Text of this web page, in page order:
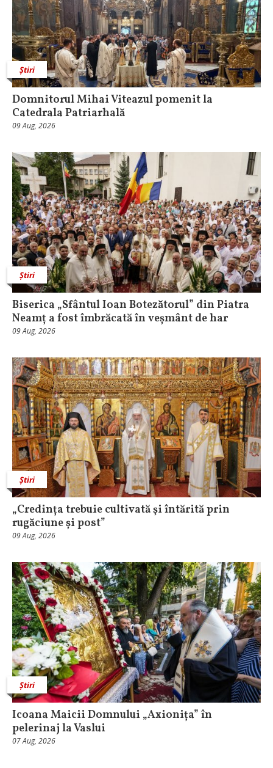
Știri
Domnitorul Mihai Viteazul pomenit la
Catedrala Patriarhală
09 Aug, 2026
Știri
Biserica „Sfântul Ioan Botezătorul” din Piatra
Neamț a fost îmbrăcată în veșmânt de har
09 Aug, 2026
Știri
„Credința trebuie cultivată şi întărită prin
rugăciune și post”
09 Aug, 2026
Știri
Icoana Maicii Domnului „Axionița” în
pelerinaj la Vaslui
07 Aug, 2026